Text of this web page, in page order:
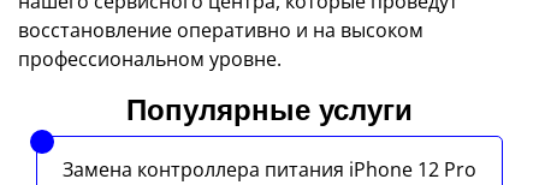
восстановление оперативно и на высоком
профессиональном уровне.
Популярные услуги
Замена контроллера питания iPhone 12 Pro